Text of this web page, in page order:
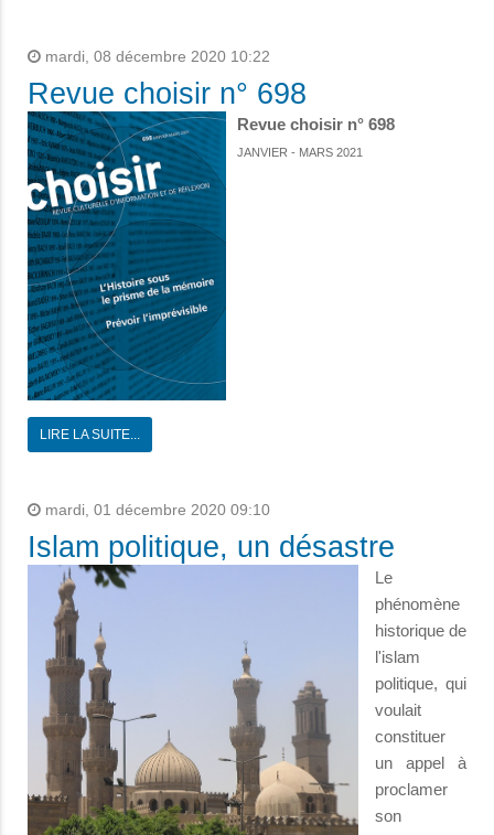
mardi, 08 décembre 2020 10:22
Revue choisir n° 698
Revue choisir n° 698
JANVIER - MARS 2021
LIRE LA SUITE...
mardi, 01 décembre 2020 09:10
Islam politique, un désastre
Le
phénomène
historique de
l'islam
politique, qui
voulait
constituer
un appel à
proclamer
son